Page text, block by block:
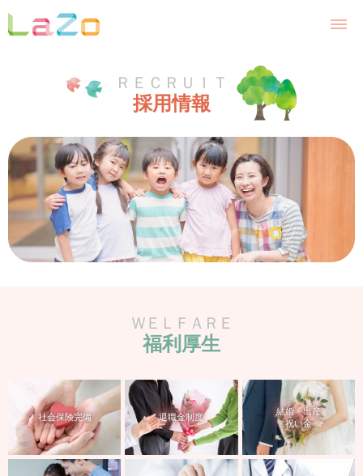
ＲＥＣＲＵＩＴ
採用情報
ＷＥＬＦＡＲＥ
福利厚生
社会保険完備 退職金制度
結婚・出産
祝い金